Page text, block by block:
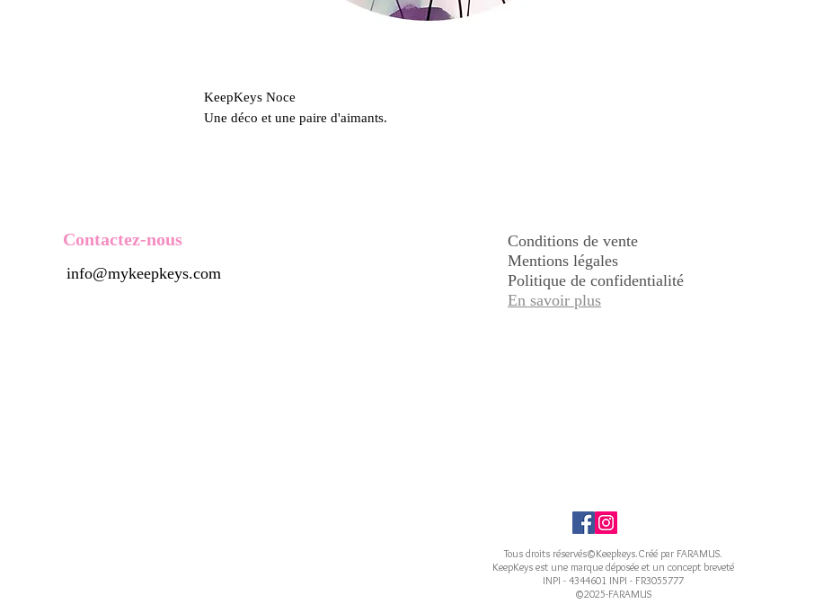
KeepKeys Noce
Une déco et une paire d'aimants.
Contactez-nous
info@mykeepkeys.com
Conditions de vente
Mentions légales
Politique de confidentialité
En savoir plus
Tous droits réservés©Keepkeys.Créé par FARAMUS.
KeepKeys est une marque déposée et un concept breveté
INPI - 4344601 INPI - FR3055777
©2025-FARAMUS